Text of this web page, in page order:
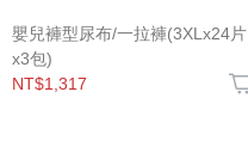
嬰兒褲型尿布/一拉褲(3XLx24片
x3包)
NT$1,317